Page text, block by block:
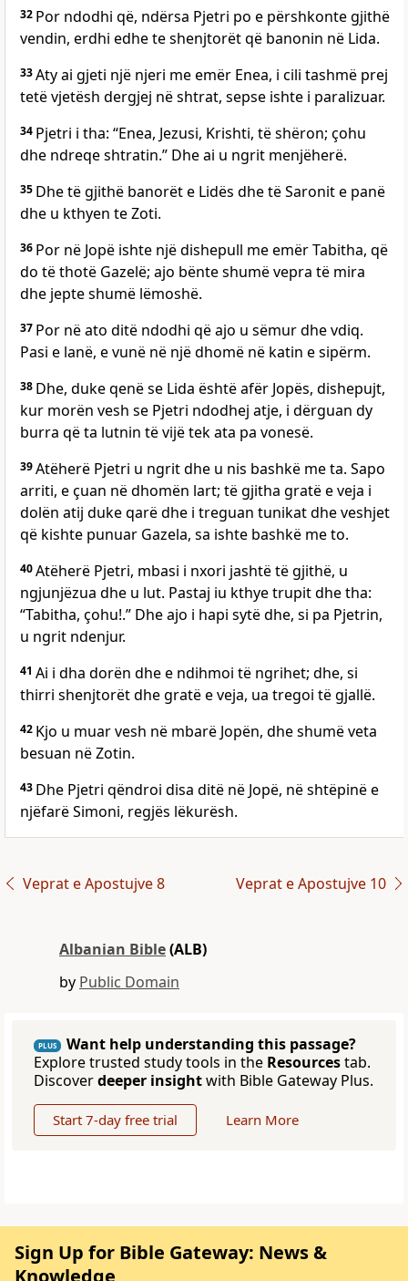
32 Por ndodhi që, ndërsa Pjetri po e përshkonte gjithë
vendin, erdhi edhe te shenjtorët që banonin në Lida.
33Aty ai gjeti një njeri me emër Enea, i cili tashmë prej
tetë vjetësh dergjej në shtrat, sepse ishte i paralizuar.
34 Pjetri i tha: “Enea, Jezusi, Krishti, të shëron; çohu
dhe ndreqe shtratin.” Dhe ai u ngrit menjëherë.
35 Dhe të gjithë banorët e Lidës dhe të Saronit e panë
dhe u kthyen te Zoti.
36 Por në Jopë ishte një dishepull me emër Tabitha, që
do të thotë Gazelë; ajo bënte shumë vepra të mira
dhe jepte shumë lëmoshë.
37 Por në ato ditë ndodhi që ajo u sëmur dhe vdiq.
Pasi e lanë, e vunë në një dhomë në katin e sipërm.
38 Dhe, duke qenë se Lida është afër Jopës, dishepujt,
kur morën vesh se Pjetri ndodhej atje, i dërguan dy
burra që ta lutnin të vijë tek ata pa vonesë.
39Atëherë Pjetri u ngrit dhe u nis bashkë me ta. Sapo
arriti, e çuan në dhomën lart; të gjitha gratë e veja i
dolën atij duke qarë dhe i treguan tunikat dhe veshjet
që kishte punuar Gazela, sa ishte bashkë me to.
40Atëherë Pjetri, mbasi i nxori jashtë të gjithë, u
ngjunjëzua dhe u lut. Pastaj iu kthye trupit dhe tha:
“Tabitha, çohu!.” Dhe ajo i hapi sytë dhe, si pa Pjetrin,
u ngrit ndenjur.
41 Ai i dha dorën dhe e ndihmoi të ngrihet; dhe, si
thirri shenjtorët dhe gratë e veja, ua tregoi të gjallë.
42 Kjo u muar vesh në mbarë Jopën, dhe shumë veta
besuan në Zotin.
43 Dhe Pjetri qëndroi disa ditë në Jopë, në shtëpinë e
njëfarë Simoni, regjës lëkurësh.
Veprat e Apostujve 8 Veprat e Apostujve 10
Albanian Bible(ALB)
by Public Domain
PLUS
Want help understanding this passage?
Explore trusted study tools in the Resourcestab.
Discoverdeeper insightwith Bible Gateway Plus.
Start 7-day free trial Learn More
Sign Up for Bible Gateway: News &
Knowledge